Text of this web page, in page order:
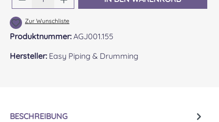
Zur Wunschliste
Produktnummer:AGJ001.155
Hersteller: Easy Piping & Drumming
BESCHREIBUNG